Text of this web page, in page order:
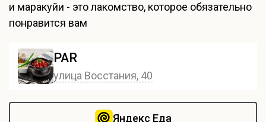
и маракуйи - это лакомство, которое обязательно
понравится вам
PAR
улица Восстания, 40
Яндекс Еда